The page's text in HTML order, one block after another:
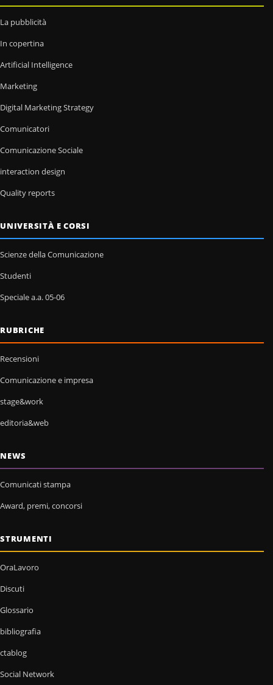
La pubblicità
In copertina
Artificial Intelligence
Marketing
Digital Marketing Strategy
Comunicatori
Comunicazione Sociale
interaction design
Quality reports
UNIVERSITÀ E CORSI
Scienze della Comunicazione
Studenti
Speciale a.a. 05-06
RUBRICHE
Recensioni
Comunicazione e impresa
stage&work
editoria&web
NEWS
Comunicati stampa
Award, premi, concorsi
STRUMENTI
OraLavoro
Discuti
Glossario
bibliografia
ctablog
Social Network